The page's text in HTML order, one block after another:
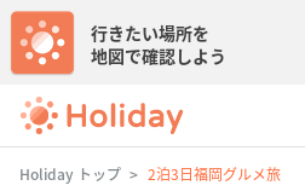
行きたい場所を
地図で確認しよう
Holiday トップ 2泊3日福岡グルメ旅